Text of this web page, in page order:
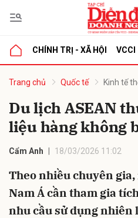
CHÍNH TRỊ - XÃ HỘI VCCI
Trang chủ Quốc tế Kinh tế
Du lịch ASEAN
liệu hàng không
Cẩm Anh 18/03/2026 11:02
Theo nhiều chuyên
Nam Á cần tham gia
nhu cầu sử dụng nhiên
luận